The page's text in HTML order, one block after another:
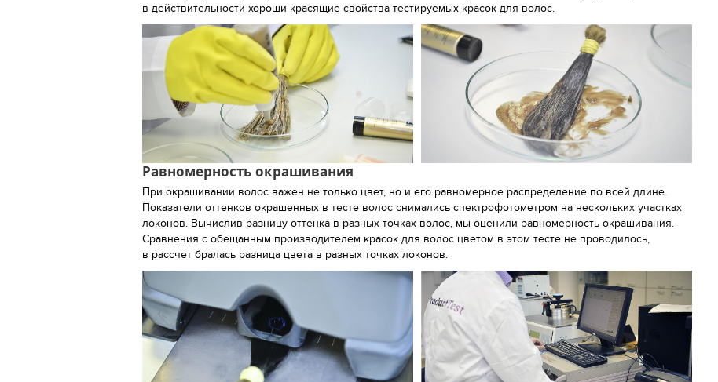
в действительности хороши красящие свойства тестируемых красок для волос.
Равномерность окрашивания
При окрашивании волос важен не только цвет, но и его равномерное распределение по всей длине.
Показатели оттенков окрашенных в тесте волос снимались спектрофотометром на нескольких участках
локонов. Вычислив разницу оттенка в разных точках волос, мы оценили равномерность окрашивания.
Сравнения с обещанным производителем красок для волос цветом в этом тесте не проводилось,
в рассчет бралась разница цвета в разных точках локонов.